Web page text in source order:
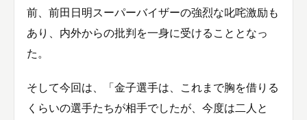
前、前田日明スーパーバイザーの強烈な叱咤激励も
あり、内外からの批判を一身に受けることとなっ
た。
そして今回は、「金子選手は、これまで胸を借りる
くらいの選手たちが相手でしたが、今度は二人と